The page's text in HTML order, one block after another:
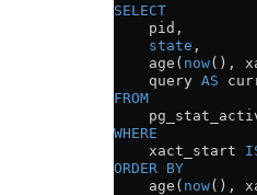
SELECT
    pid,
    state
,
    age(
now(),
    query
AS
FROM
WHERE
    xact_start
ORDER BY
    age(
now(),